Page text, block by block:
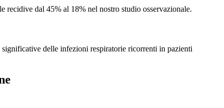
recidive dal 45% al 18% nel nostro studio osservazionale.
delle infezioni respiratorie ricorrenti in pazienti